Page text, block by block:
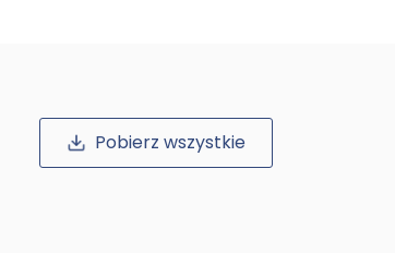
Pobierz wszystkie